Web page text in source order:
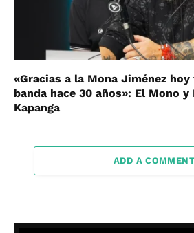
«Gracias a la Mona Jiménez
banda hace 30 años»: El Mono y
Kapanga
ADD A